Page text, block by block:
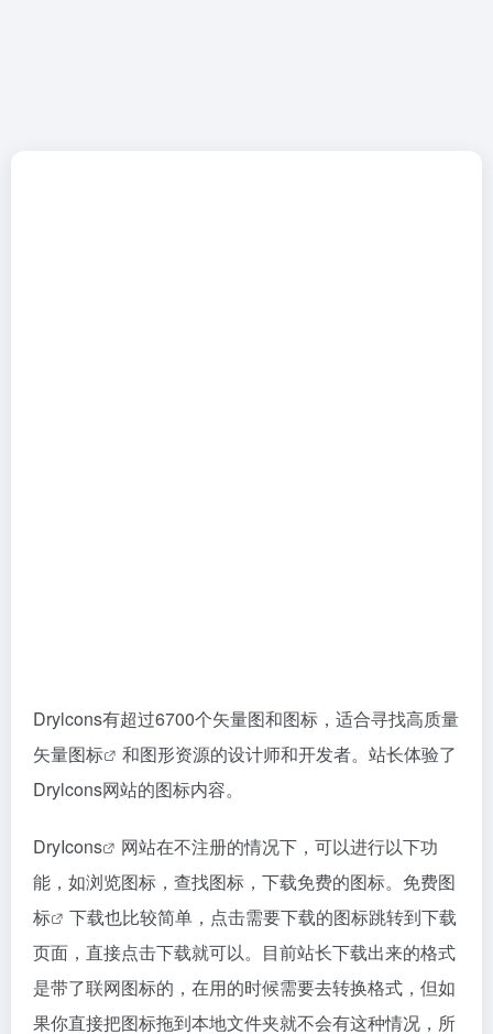
Drylcons有超过6700个矢量图和图标，适合寻找高质量
矢量图标
和图形资源的设计师和开发者。站长体验了
Drylcons网站的图标内容。
DryIcons
网站在不注册的情况下，可以进行以下功
能，如浏览图标，查找图标，下载免费的图标。 免费图
标
下载也比较简单，点击需要下载的图标跳转到下载
页面，直接点击下载就可以。目前站长下载出来的格式
是带了联网图标的，在用的时候需要去转换格式，但如
果你直接把图标拖到本地文件夹就不会有这种情况，所